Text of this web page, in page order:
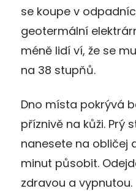
se koupe v
geotermální
méně lidí ví, že se
na 38 stupňů.
Dno místa pokrývá
příznivě na kůži. Prý
nanesete na obličej
minut působit.
zdravou a vypnutou.